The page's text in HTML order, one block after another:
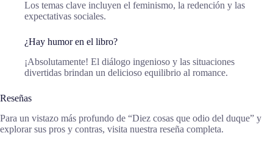
Los temas clave incluyen el feminismo, la redención y las
expectativas sociales.
¿Hay humor en el libro?
¡Absolutamente! El diálogo ingenioso y las situaciones
divertidas brindan un delicioso equilibrio al romance.
Reseñas
Para un vistazo más profundo de “Diez cosas que odio del duque” y
explorar sus pros y contras, visita nuestra reseña completa.